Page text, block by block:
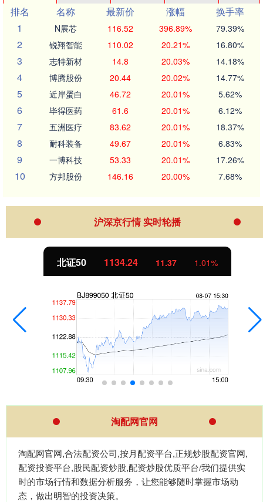
排名
名称 最新价 涨幅
换手率
1
N展芯 116.52 396.89% 79.39%
2 锐翔智能 110.02 20.21% 16.80%
3 志特新材 14.8 20.03% 14.18%
4 博腾股份 20.44 20.02% 14.77%
5 近岸蛋白 46.72 20.01% 5.62%
6 毕得医药 61.6 20.01% 6.12%
7 五洲医疗 83.62 20.01% 18.37%
8 耐科装备 49.67 20.01% 6.83%
9 一博科技 53.33 20.01% 17.26%
10 方邦股份 146.16 20.00% 7.68%
沪深京行情 实时轮播
北证50 1134.24 11.37 1.01%
淘配网官网
淘配网官网,合法配资公司,按月配资平台,正规炒股配资官网,
配资投资平台,股民配资炒股,配资炒股优质平台/我们提供实
时的市场行情和数据分析服务，让您能够随时掌握市场动
态，做出明智的投资决策。